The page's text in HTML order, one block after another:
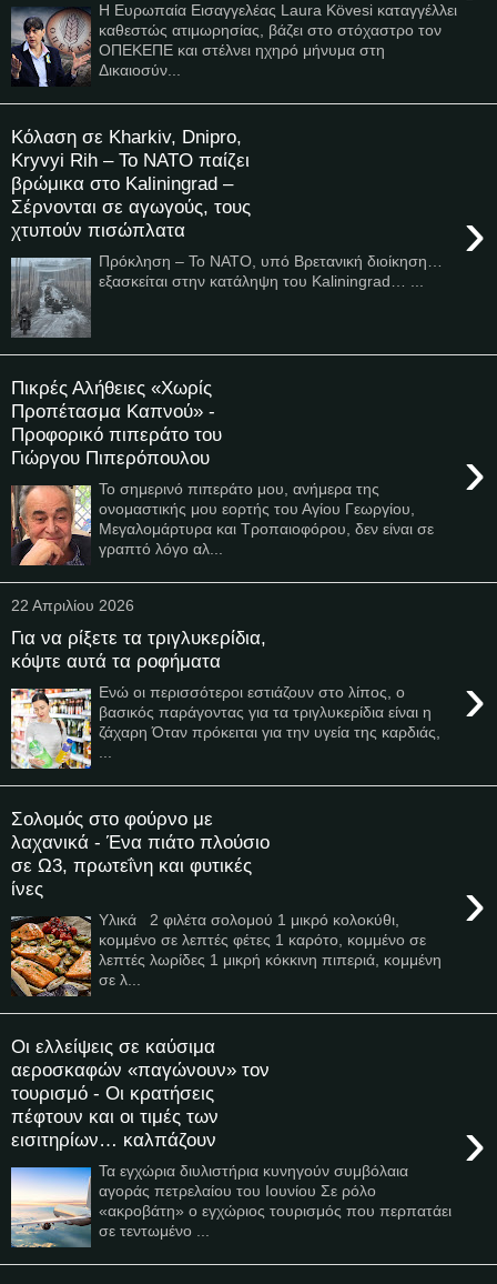
Η Ευρωπαία Εισαγγελέας Laura Kövesi καταγγέλλει
καθεστώς ατιμωρησίας, βάζει στο στόχαστρο τον
ΟΠΕΚΕΠΕ και στέλνει ηχηρό μήνυμα στη
Δικαιοσύν...
Κόλαση σε Kharkiv, Dnipro,
Kryvyi Rih – To NATO παίζει
βρώμικα στο Kaliningrad –
Σέρνονται σε αγωγούς, τους
χτυπούν πισώπλατα
›
Πρόκληση – Το ΝΑΤΟ, υπό Βρετανική διοίκηση…
εξασκείται στην κατάληψη του Kaliningrad… ...
Πικρές Αλήθειες «Χωρίς
Προπέτασμα Καπνού» -
Προφορικό πιπεράτο του
Γιώργου Πιπερόπουλου
›
Το σημερινό πιπεράτο μου, ανήμερα της
ονομαστικής μου εορτής του Αγίου Γεωργίου,
Μεγαλομάρτυρα και Τροπαιοφόρου, δεν είναι σε
γραπτό λόγο αλ...
22 Απριλίου 2026
Για να ρίξετε τα τριγλυκερίδια,
κόψτε αυτά τα ροφήματα
›
Ενώ οι περισσότεροι εστιάζουν στο λίπος, ο
βασικός παράγοντας για τα τριγλυκερίδια είναι η
ζάχαρη Όταν πρόκειται για την υγεία της καρδιάς,
...
Σολομός στο φούρνο με
λαχανικά - Ένα πιάτο πλούσιο
σε Ω3, πρωτεΐνη και φυτικές
ίνες
›
Υλικά 2 φιλέτα σολομού 1 μικρό κολοκύθι,
κομμένο σε λεπτές φέτες 1 καρότο, κομμένο σε
λεπτές λωρίδες 1 μικρή κόκκινη πιπεριά, κομμένη
σε λ...
Οι ελλείψεις σε καύσιμα
αεροσκαφών «παγώνουν» τον
τουρισμό - Οι κρατήσεις
πέφτουν και οι τιμές των
εισιτηρίων… καλπάζουν
›
Τα εγχώρια διυλιστήρια κυνηγούν συμβόλαια
αγοράς πετρελαίου του Ιουνίου Σε ρόλο
«ακροβάτη» ο εγχώριος τουρισμός που περπατάει
σε τεντωμένο ...